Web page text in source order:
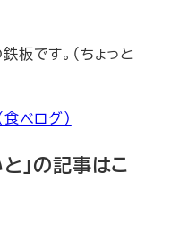
板です。（ちょっと
べログ）
」の記事はこ